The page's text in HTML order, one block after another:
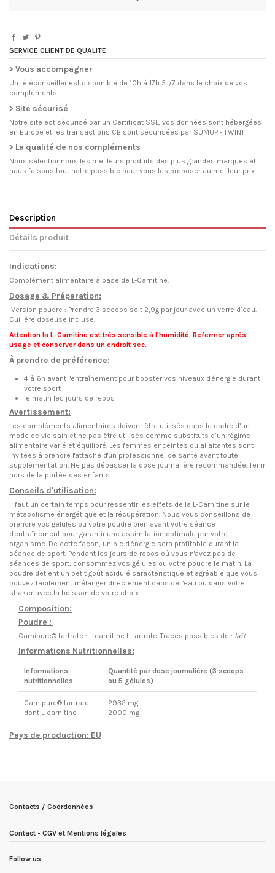
SERVICE CLIENT DE QUALITE
> Vous accompagner
Un téléconseiller est disponible de 10h à 17h 5J/7 dans le choix de vos
compléments
> Site sécurisé
Notre site est sécurisé par un Certificat SSL, vos données sont hébergées
en Europe et les transactions CB sont sécurisées par SUMUP - TWINT
> La qualité de nos compléments
Nous sélectionnons les meilleurs produits des plus grandes marques et
nous faisons tout notre possible pour vous les proposer au meilleur prix.
Description
Détails produit
Indications:
Complément alimentaire à base de L-Carnitine.
Dosage & Préparation:
Version poudre : Prendre 3 scoops soit 2,9g par jour avec un verre d’eau.
Cuillère doseuse incluse.
Attention la L-Carnitine est très sensible à l'humidité. Refermer après
usage et conserver dans un endroit sec.
À prendre de préférence:
4 à 6h avant l'entraînement pour booster vos niveaux d'énergie durant
votre sport
le matin les jours de repos
Avertissement:
Les compléments alimentaires doivent être utilisés dans le cadre d’un
mode de vie sain et ne pas être utilisés comme substituts d’un régime
alimentaire varié et équilibré. Les femmes enceintes ou allaitantes sont
invitées à prendre l'attache d'un professionnel de santé avant toute
supplémentation. Ne pas dépasser la dose journalière recommandée. Tenir
hors de la portée des enfants.
Conseils d'utilisation:
Il faut un certain temps pour ressentir les effets de la L-Carnitine sur le
métabolisme énergétique et la récupération. Nous vous conseillons de
prendre vos gélules ou votre poudre bien avant votre séance
d'entraînement pour garantir une assimilation optimale par votre
organisme. De cette façon, un pic d'énergie sera profitable durant la
séance de sport. Pendant les jours de repos où vous n'avez pas de
séances de sport, consommez vos gélules ou votre poudre le matin. La
poudre détient un petit goût acidulé caractéristique et agréable que vous
pouvez facilement mélanger directement dans de l'eau ou dans votre
shaker avec la boisson de votre choix.
Composition:
Poudre :
Carnipure® tartrate : L-carnitine L-tartrate. Traces possibles de : lait.
Informations Nutritionnelles:
Informations
nutritionnelles
Quantité par dose journalière (3 scoops
ou 5 gélules)
Carnipure® tartrate
dont L-carnitine
2932 mg
2000 mg
Pays de production: EU
Contacts / Coordonnées
Contact - CGV et Mentions légales
Follow us